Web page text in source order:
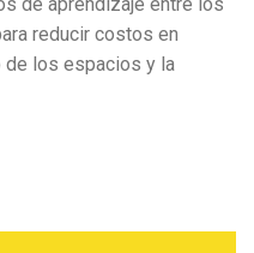
reducir costos en
de los espacios y la